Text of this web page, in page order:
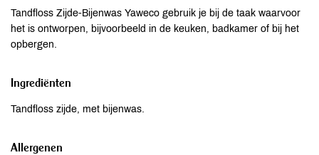
Tandfloss Zijde-Bijenwas Yaweco gebruik je bij de taak waarvoor
het is ontworpen, bijvoorbeeld in de keuken, badkamer of bij het
opbergen.
Ingrediënten
Tandfloss zijde, met bijenwas.
Allergenen